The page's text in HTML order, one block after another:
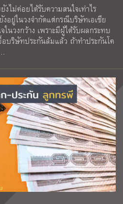
ไม่ค่อยได้รับความสนใจเท่าไร
อยู่ในวงจำกัดแต่กรณีบริษัทเอเชีย
นวงกว้าง เพราะมีผู้ได้รับผลกระทบ
บริษัทประกันล้มแล้ว ถ้าทำประกันโค